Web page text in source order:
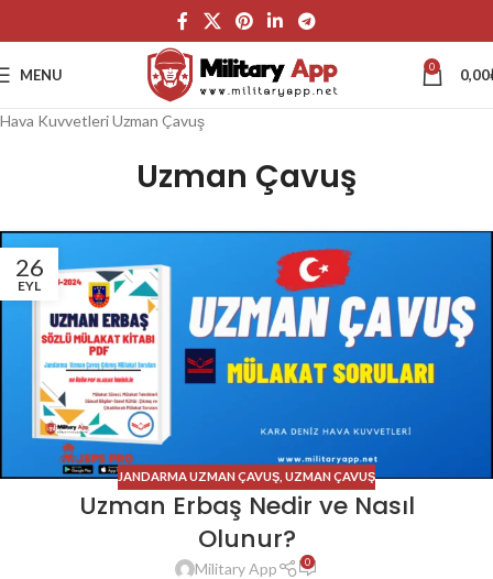
MENU 0 0,00
Hava Kuvvetleri Uzman Çavuş
Uzman Çavuş
26
EYL
JANDARMA UZMAN ÇAVUŞ UZMAN ÇAVUŞ
Uzman Erbaş Nedir ve Nasıl
Olunur?
Military App 0